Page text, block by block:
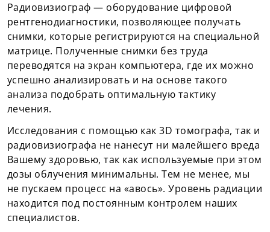
Радиовизиограф — оборудование цифровой
рентгенодиагностики, позволяющее получать
снимки, которые регистрируются на специальной
матрице. Полученные снимки без труда
переводятся на экран компьютера, где их можно
успешно анализировать и на основе такого
анализа подобрать оптимальную тактику
лечения.
Исследования с помощью как 3D томографа, так и
радиовизиографа не нанесут ни малейшего вреда
Вашему здоровью, так как используемые при этом
дозы облучения минимальны. Тем не менее, мы
не пускаем процесс на «авось». Уровень радиации
находится под постоянным контролем наших
специалистов.